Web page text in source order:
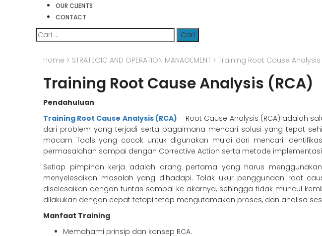
OUR CLIENTS
CONTACT
Cari
untuk:
Home > STRATEGIC AND OPERATION MANAGEMENT > Training Root Cause Analysis
Training Root Cause Analysis (RCA)
Pendahuluan
Training Root Cause Analysis (RCA) – Root Cause Analysis (RCA) adalah
dari problem yang terjadi serta bagaimana mencari solusi yang tepat
macam Tools yang cocok untuk digunakan mulai dari mencari
permasalahan sampai dengan Corrective Action serta metode
Setiap pimpinan kerja adalah orang pertama yang harus
menyelesaikan masalah yang dihadapi. Tolak ukur penggunaan root
diselesaikan dengan tuntas sampai ke akarnya, sehingga tidak muncul
dilakukan dengan cepat tetapi tetap mengutamakan proses, dan analisa
Manfaat Training
Memahami prinsip dan konsep RCA.